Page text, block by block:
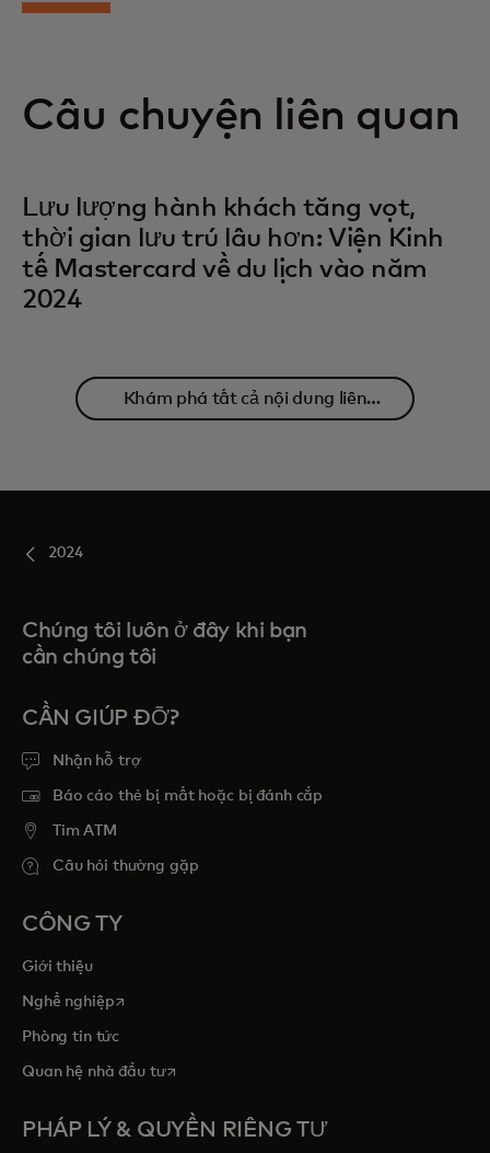
Câu chuyện liên quan
Lưu lượng hành khách tăng vọt,
thời gian lưu trú lâu hơn: Viện Kinh
tế Mastercard về du lịch vào năm
2024
Khám phá tất cả nội dung liên
2024
Chúng tôi luôn ở đây khi bạn
cần chúng tôi
CẦN GIÚP ĐỠ?
Nhận hỗ trợ
Báo cáo thẻ bị mất hoặc bị đánh cắp
Tim ATM
Câu hỏi thường gặp
CÔNG TY
Giới thiệu
Nghề nghiệpopens in a new tab
Phòng tin tức
Quan hệ nhà đầu tưopens in a new tab
PHÁP LÝ & QUYỀN RIÊNG TƯ